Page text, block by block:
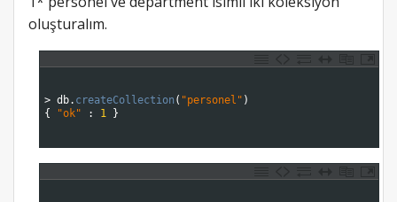
oluşturalım.
> db. createCollection ( "personel" )
{
"ok" : 1 }